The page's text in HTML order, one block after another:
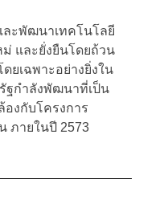
ละพัฒนาเทคโนโลยี
และยั่งยืนโดยถ้วน
ยเฉพาะอย่างยิ่งใน
ฐกำลังพัฒนาที่เป็น
องกับโครงการ
ภายในปี 2573